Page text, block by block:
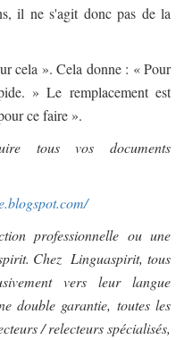
il ne s'agit donc pas de la
cela ». Cela donne : « Pour
» Le remplacement est
ce faire ».
tous vos documents
professionnelle ou une
Chez Linguaspirit, tous
vers leur langue
double garantie, toutes les
/ relecteurs spécialisés,